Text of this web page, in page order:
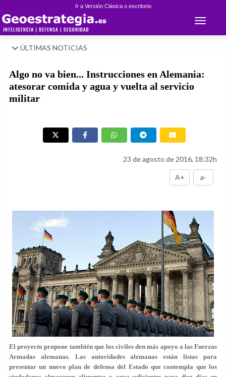
Ir a Versión Clásica o escritorio
Toggle
ÚLTIMAS NOTICIAS
Algo no va bien... Instrucciones en Alemania:
atesorar comida y agua y vuelta al servicio
militar
23 de agosto de 2016, 18:32h
A+ a-
El proyecto propone también que los civiles den más apoyo a las Fuerzas
Armadas alemanas. Las autoridades alemanas están listas para
presentar un nuevo plan de defensa del Estado que contempla que los